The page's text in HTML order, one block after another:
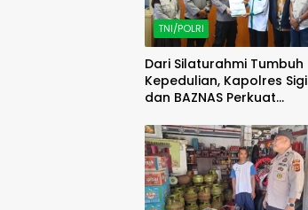
TNI/POLRI
Dari Silaturahmi Tumbuh
Kepedulian, Kapolres Sigi
dan BAZNAS Perkuat